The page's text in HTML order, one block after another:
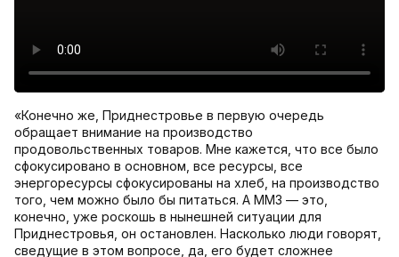
«Конечно же, Приднестровье в первую очередь
обращает внимание на производство
продовольственных товаров. Мне кажется, что все было
сфокусировано в основном, все ресурсы, все
энергоресурсы сфокусированы на хлеб, на производство
того, чем можно было бы питаться. А ММЗ — это,
конечно, уже роскошь в нынешней ситуации для
Приднестровья, он остановлен. Насколько люди говорят,
сведущие в этом вопросе, да, его будет сложнее